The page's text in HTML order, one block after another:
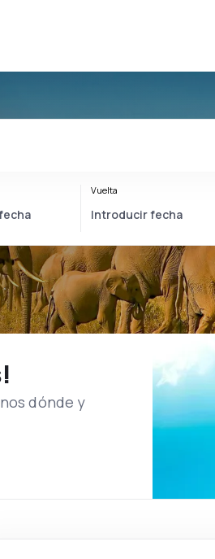
Vuelta
dónde y